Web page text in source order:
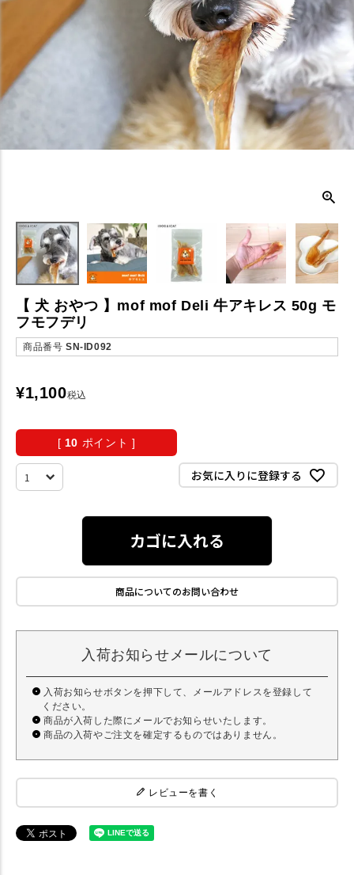
【 犬 おやつ 】mof mof Deli 牛アキレス 50g モ
フモフデリ
商品番号 SN-ID092
¥1,100税込
[ 10 ポイント ]
お気に入りに登録する
カゴに入れる
商品についてのお問い合わせ
入荷お知らせメールについて
入荷お知らせボタンを押下して、メールアドレスを登録して
ください。
商品が入荷した際にメールでお知らせいたします。
商品の入荷やご注文を確定するものではありません。
レビューを書く